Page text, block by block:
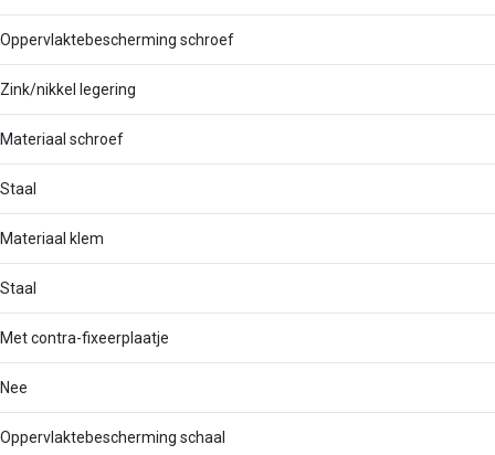
Oppervlaktebescherming schroef
Zink/nikkel legering
Materiaal schroef
Staal
Materiaal klem
Staal
Met contra-fixeerplaatje
Nee
Oppervlaktebescherming schaal